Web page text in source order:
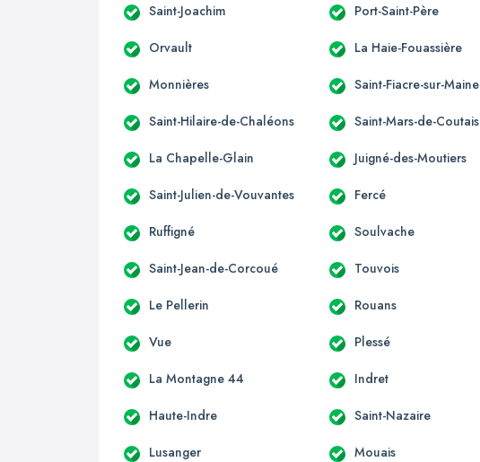
Saint-Joachim Port-Saint-Père
Orvault La Haie-Fouassière
Monnières Saint-Fiacre-sur-Maine
Saint-Hilaire-de-Chaléons Saint-Mars-de-Coutais
La Chapelle-Glain Juigné-des-Moutiers
Saint-Julien-de-Vouvantes Fercé
Ruffigné Soulvache
Saint-Jean-de-Corcoué Touvois
Le Pellerin Rouans
Vue Plessé
La Montagne 44 Indret
Haute-Indre Saint-Nazaire
Lusanger Mouais